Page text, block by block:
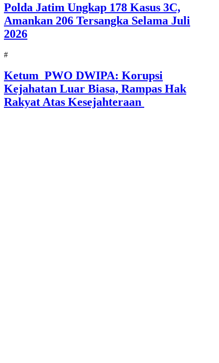
Polda Jatim Ungkap 178 Kasus 3C,
Amankan 206 Tersangka Selama Juli
2026
#
Ketum PWO DWIPA: Korupsi
Kejahatan Luar Biasa, Rampas Hak
Rakyat Atas Kesejahteraan